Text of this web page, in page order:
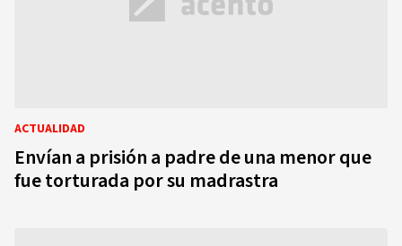
ACTUALIDAD
Envían a prisión a padre de una menor que
fue torturada por su madrastra